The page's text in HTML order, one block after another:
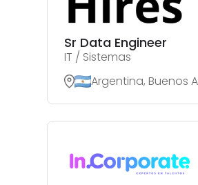
Sr Data Engineer
IT / Sistemas
Argentina, Buenos